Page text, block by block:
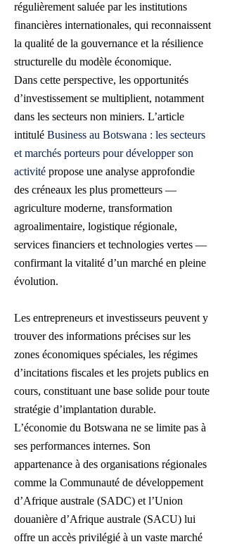
régulièrement saluée par les institutions
financières internationales, qui reconnaissent
la qualité de la gouvernance et la résilience
structurelle du modèle économique.
Dans cette perspective, les opportunités
d’investissement se multiplient, notamment
dans les secteurs non miniers. L’article
intitulé Business au Botswana : les secteurs
et marchés porteurs pour développer son
activité propose une analyse approfondie
des créneaux les plus prometteurs —
agriculture moderne, transformation
agroalimentaire, logistique régionale,
services financiers et technologies vertes —
confirmant la vitalité d’un marché en pleine
évolution.
Les entrepreneurs et investisseurs peuvent y
trouver des informations précises sur les
zones économiques spéciales, les régimes
d’incitations fiscales et les projets publics en
cours, constituant une base solide pour toute
stratégie d’implantation durable.
L’économie du Botswana ne se limite pas à
ses performances internes. Son
appartenance à des organisations régionales
comme la Communauté de développement
d’Afrique australe (SADC) et l’Union
douanière d’Afrique australe (SACU) lui
offre un accès privilégié à un vaste marché